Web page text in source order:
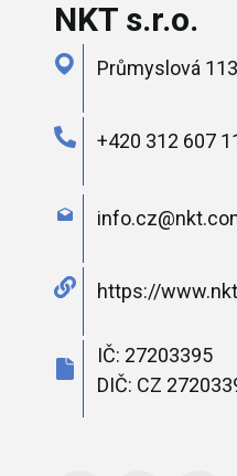
NKT s.r.o.
Průmyslová
+420 312 607
https://
IČ: 27203395
DIČ: CZ